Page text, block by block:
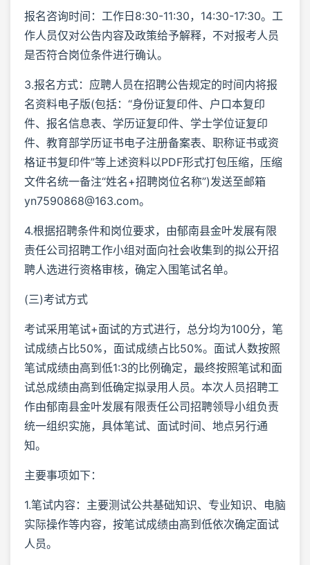
报名咨询时间：工作日8:30-11:30，14:30-17:30。工
作人员仅对公告内容及政策给予解释，不对报考人员
是否符合岗位条件进行确认。
3.报名方式：应聘人员在招聘公告规定的时间内将报
名资料电子版(包括：“身份证复印件、户口本复印
件、报名信息表、学历证复印件、学士学位证复印
件、教育部学历证书电子注册备案表、职称证书或资
格证书复印件”等上述资料以PDF形式打包压缩，压缩
文件名统一备注“姓名+招聘岗位名称”)发送至邮箱
yn7590868@163.com。
4.根据招聘条件和岗位要求，由郁南县金叶发展有限
责任公司招聘工作小组对面向社会收集到的拟公开招
聘人选进行资格审核，确定入围笔试名单。
(三)考试方式
考试采用笔试+面试的方式进行，总分均为100分，笔
试成绩占比50%，面试成绩占比50%。面试人数按照
笔试成绩由高到低1:3的比例确定，最终按照笔试和面
试总成绩由高到低确定拟录用人员。本次人员招聘工
作由郁南县金叶发展有限责任公司招聘领导小组负责
统一组织实施，具体笔试、面试时间、地点另行通
知。
主要事项如下：
1.笔试内容：主要测试公共基础知识、专业知识、电脑
实际操作等内容，按笔试成绩由高到低依次确定面试
人员。